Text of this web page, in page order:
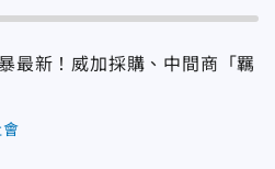
最新！威加採購、中間商「羈